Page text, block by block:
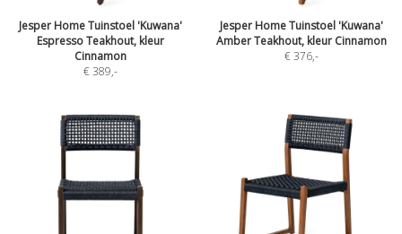
Jesper Home Tuinstoel 'Kuwana'
Espresso Teakhout, kleur
Cinnamon
€ 389,-
Jesper Home Tuinstoel 'Kuwana'
Amber Teakhout, kleur Cinnamon
€ 376,-